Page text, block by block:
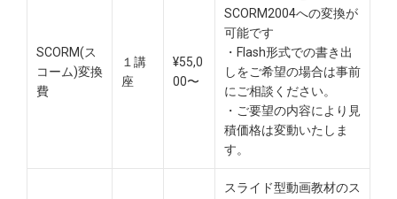
SCORM(ス
コーム)変換
費
１講
座
¥55,0
00〜
SCORM2004への変換が
可能です
・Flash形式での書き出
しをご希望の場合は事前
にご相談ください。
・ご要望の内容により見
積価格は変動いたしま
す。
スライド型動画教材のス